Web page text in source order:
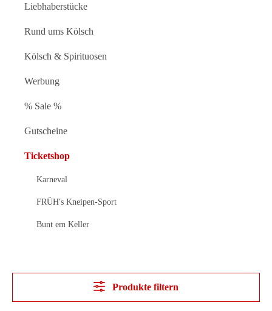
Liebhaberstücke
Rund ums Kölsch
Kölsch & Spirituosen
Werbung
% Sale %
Gutscheine
Ticketshop
Karneval
FRÜH's Kneipen-Sport
Bunt em Keller
Produkte filtern